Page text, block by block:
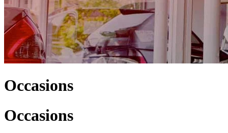
Occasions
Occasions